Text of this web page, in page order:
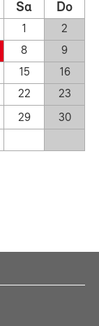
Sa Do
1
2
8
9
15
16
22
23
29
30